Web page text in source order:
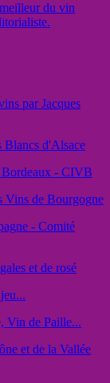
du vin
par Jacques
Blancs d'Alsace
Bordeaux - CIVB
Vins de Bourgogne
- Comité
et de rosé
Vin de Paille...
et de la Vallée